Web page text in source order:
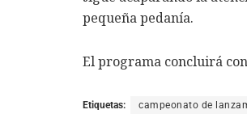
pequeña pedanía.
El programa concluirá
Etiquetas: campeonato de